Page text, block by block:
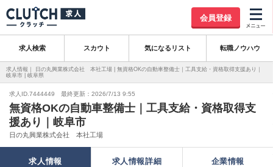
会員登録
求人検索 スカウト 気になるリスト 転職ノウハウ
求人情報｜ 日の丸興業株式会社 本社工場 | 無資格OKの自動車整備士｜工具支給・資格取得支援あり｜
岐阜市 | 岐阜県
求人ID.7444449 最終更新：2026/7/13 9:55
無資格OKの自動車整備士｜工具支給・資格取得支
援あり｜岐阜市
日の丸興業株式会社 本社工場
求人情報 求人情報詳細 企業情報